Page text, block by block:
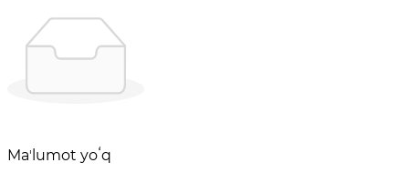
Maʼlumot yoʻq